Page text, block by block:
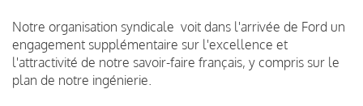
Notre organisation syndicale voit dans l'arrivée de Ford un
engagement supplémentaire sur l'excellence et
l'attractivité de notre savoir-faire français, y compris sur le
plan de notre ingénierie.